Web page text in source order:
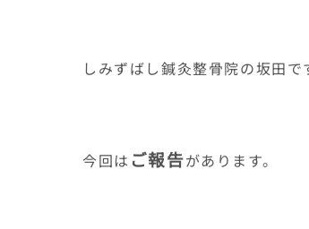
しみずばし鍼灸整骨院の坂田で
今回は ご報告があります。